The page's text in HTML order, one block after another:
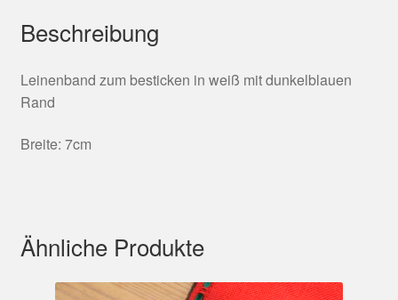
Beschreibung
Leinenband zum besticken in weiß mit dunkelblauen
Rand
Breite: 7cm
Ähnliche Produkte